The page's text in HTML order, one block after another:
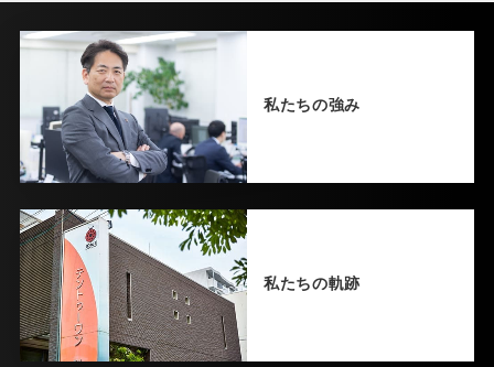
私たちの強み
私たちの軌跡